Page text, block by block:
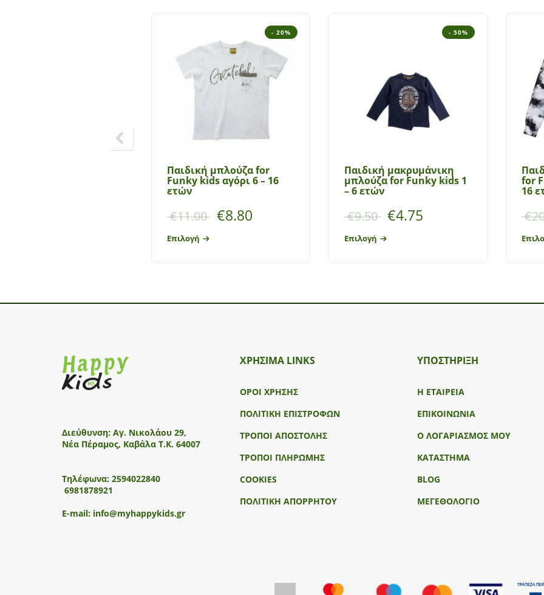
- 20%
Παιδική μπλούζα for
Funky kids αγόρι 6 – 16
ετών
€11.00 €8.80
Επιλογή
- 50%
Παιδική μακρυμάνικη
μπλούζα for Funky kids 1
– 6 ετών
€9.50 €4.75
Επιλογή
for
16
€
Διεύθυνση: Αγ. Νικολάου 29,
Νέα Πέραμος, Καβάλα Τ.Κ. 64007
Τηλέφωνα: 2594022840
6981878921
E-mail: info@myhappykids.gr
ΧΡΗΣΙΜΑ LINKS
ΟΡΟΙ ΧΡΗΣΗΣ
ΠΟΛΙΤΙΚΗ ΕΠΙΣΤΡΟΦΩΝ
ΤΡΟΠΟΙ ΑΠΟΣΤΟΛΗΣ
ΤΡΟΠΟΙ ΠΛΗΡΩΜΗΣ
COOKIES
ΠΟΛΙΤΙΚΗ ΑΠΟΡΡΗΤΟΥ
ΥΠΟΣΤΉΡΙΞΗ
Η ΕΤΑΙΡΕΙΑ
ΕΠΙΚΟΙΝΩΝΙΑ
Ο ΛΟΓΑΡΙΑΣΜΟΣ ΜΟΥ
ΚΑΤΑΣΤΗΜΑ
BLOG
ΜΕΓΕΘΟΛΟΓΙΟ